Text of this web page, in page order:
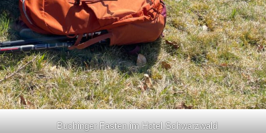
Buchinger Fasten im Hotel Schwarzwald